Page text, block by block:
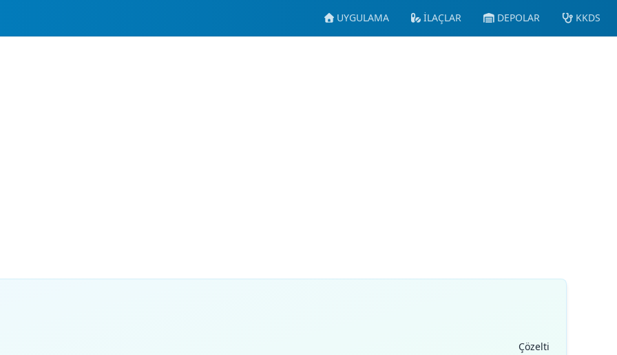
UYGULAMA İLAÇLAR DEPOLAR KKDS
Çözelti